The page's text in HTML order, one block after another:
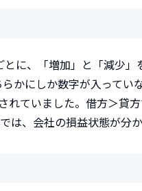
に、「増加」と「減少
かにしか数字が入ってい
ていました。借方＞貸
は、会社の損益状態が分か